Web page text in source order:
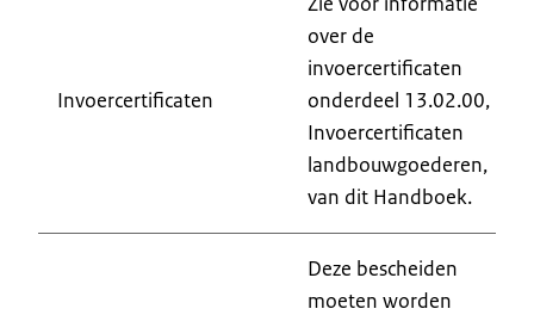
Invoercertificaten
over de
invoercertificaten
onderdeel 13.02.00,
Invoercertificaten
landbouwgoederen,
van dit Handboek.
Deze bescheiden
moeten worden